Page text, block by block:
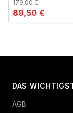
179,00€
89,50 €
DAS
AGB